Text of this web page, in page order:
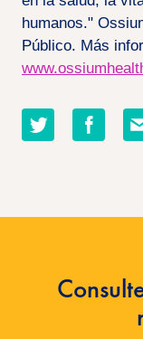
humanos."
Público. Más
Compartir
en
Compartir
en
por